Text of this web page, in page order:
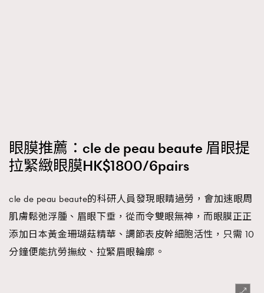
眼膜推薦：cle de peau beaute 眉眼提
拉緊緻眼膜HK$1800/6pairs
cle de peau beaute的科研人員發現眼睛過勞，會加速眼周
肌膚鬆弛浮腫、眉眼下垂，從而令雙眼無神，而眼膜正正
添加日本黃金珊瑚菇精華、調節表皮幹細胞活性，只需 10
分鐘便能抗勞撫紋、拉緊眉眼輪廓。